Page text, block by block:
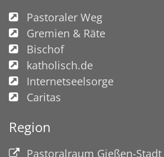
Pastoraler Weg
Gremien & Räte
Bischof
katholisch.de
Internetseelsorge
Caritas
Region
Pastoralraum Gießen-Stadt